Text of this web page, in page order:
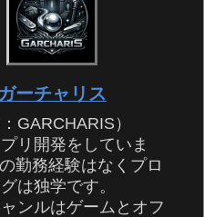
ガーチャリス
GARCHARIS）
リ開発をしていま
勤務経験はなくプロ
は独学です。
ンルはゲームとオフ